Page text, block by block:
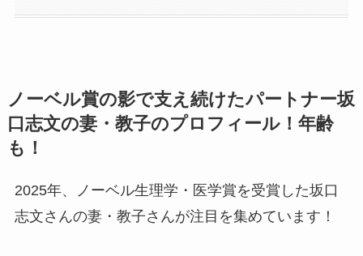
ノーベル賞の影で支え続けたパートナー坂
口志文の妻・教子のプロフィール！年齢
も！
2025年、ノーベル生理学・医学賞を受賞した坂口
志文さんの妻・教子さんが注目を集めています！